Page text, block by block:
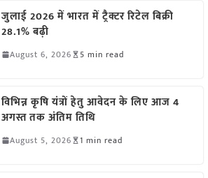
जुलाई 2026 में भारत में ट्रैक्टर रिटेल बिक्री
28.1% बढ़ी
August 6, 2026 5 min read
विभिन्न कृषि यंत्रों हेतु आवेदन के लिए आज 4
अगस्त तक अंतिम तिथि
August 5, 2026 1 min read